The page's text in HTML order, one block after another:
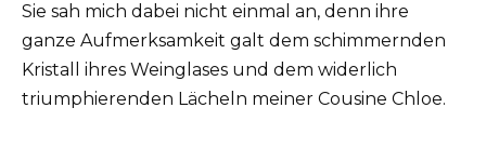
Sie sah mich dabei nicht einmal an, denn ihre
ganze Aufmerksamkeit galt dem schimmernden
Kristall ihres Weinglases und dem widerlich
triumphierenden Lächeln meiner Cousine Chloe.